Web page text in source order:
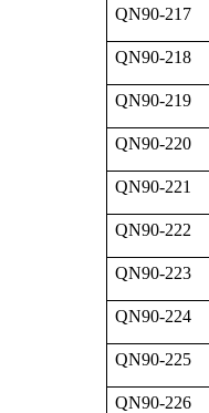
QN90-217
QN90-218
QN90-219
QN90-220
QN90-221
QN90-222
QN90-223
QN90-224
QN90-225
QN90-226